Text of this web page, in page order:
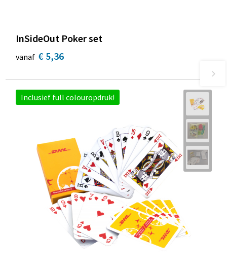
InSideOut Poker set
vanaf € 5,36
Inclusief full colouropdruk!